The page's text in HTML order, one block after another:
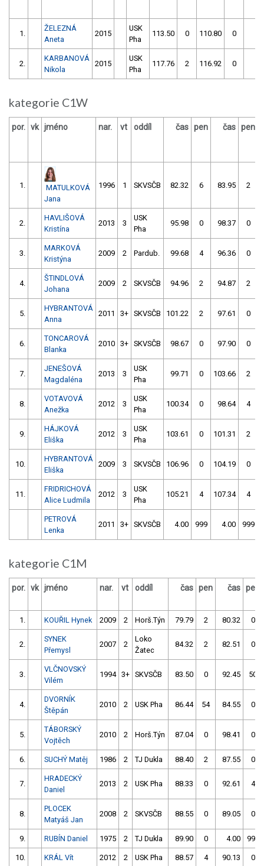
1.
ŽELEZNÁ
Aneta
2015
USK
Pha
113.50 0 110.80 0
2.
KARBANOVÁ
Nikola
2015
USK
Pha
117.76 2 116.92 0
kategorie C1W
por. vk jméno nar. vt oddíl čas pen čas pen
1.
MATULKOVÁ
Jana
1996 1 SKVSČB 82.32 6 83.95 2
2.
HAVLIŠOVÁ
Kristína
2013 3
USK
Pha
95.98 0 98.37 0
3.
MARKOVÁ
Kristýna
2009 2 Pardub. 99.68 4 96.36 0
4.
ŠTINDLOVÁ
Johana
2009 2 SKVSČB 94.96 2 94.87 2
5.
HYBRANTOVÁ
Anna
2011 3+ SKVSČB 101.22 2 97.61 0
6.
TONCAROVÁ
Blanka
2010 3+ SKVSČB 98.67 0 97.90 0
7.
JENEŠOVÁ
Magdaléna
2013 3
USK
Pha
99.71 0 103.66 2
8.
VOTAVOVÁ
Anežka
2012 3
USK
Pha
100.34 0 98.64 4
9.
HÁJKOVÁ
Eliška
2012 3
USK
Pha
103.61 0 101.31 2
10.
HYBRANTOVÁ
Eliška
2009 3 SKVSČB 106.96 0 104.19 0
11.
FRIDRICHOVÁ
Alice Ludmila
2012 3
USK
Pha
105.21 4 107.34 4
PETROVÁ
Lenka
2011 3+ SKVSČB 4.00 999 4.00 999
kategorie C1M
por. vk jméno nar. vt oddíl čas pen čas pen
1. KOUŘIL Hynek 2009 2 Horš.Týn 79.79 2 80.32 0
2.
SYNEK
Přemysl
2007 2
Loko
Žatec
84.32 2 82.51 0
3.
VLČNOVSKÝ
Vilém
1994 3+ SKVSČB 83.50 0 92.45 50
4.
DVORNÍK
Štěpán
2010 2 USK Pha 86.44 54 84.55 0
5.
TÁBORSKÝ
Vojtěch
2010 2 Horš.Týn 87.04 0 98.41 0
6. SUCHÝ Matěj 1986 2 TJ Dukla 88.40 2 87.55 0
7.
HRADECKÝ
Daniel
2013 2 USK Pha 88.33 0 92.61 4
8.
PLOCEK
Matyáš Jan
2008 2 SKVSČB 88.55 0 89.05 0
9. RUBÍN Daniel 1975 2 TJ Dukla 89.90 0 4.00 999
10. KRÁL Vít 2012 2 USK Pha 88.57 4 90.13 0